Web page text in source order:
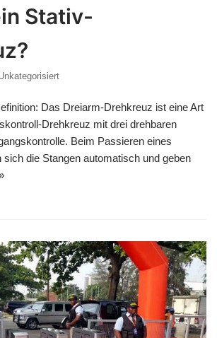
Stativ-
Das Dreiarm-Drehkreuz ist eine Art
Drehkreuz mit drei drehbaren
Beim Passieren eines
sich die Stangen automatisch und geben